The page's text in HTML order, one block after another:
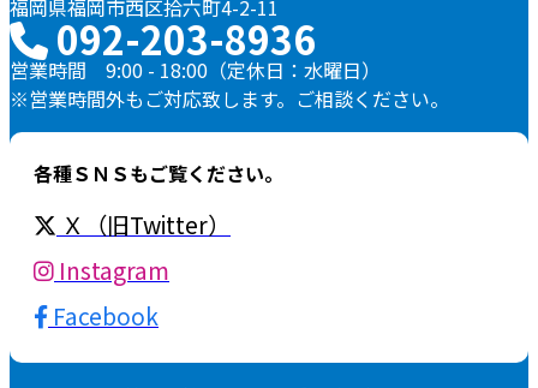
福岡県福岡市西区拾六町4-2-11
092-203-8936
営業時間 9:00 - 18:00（定休日：水曜日）
※営業時間外もご対応致します。ご相談ください。
各種ＳＮＳもご覧ください。
Ｘ（旧Twitter）
Instagram
Facebook